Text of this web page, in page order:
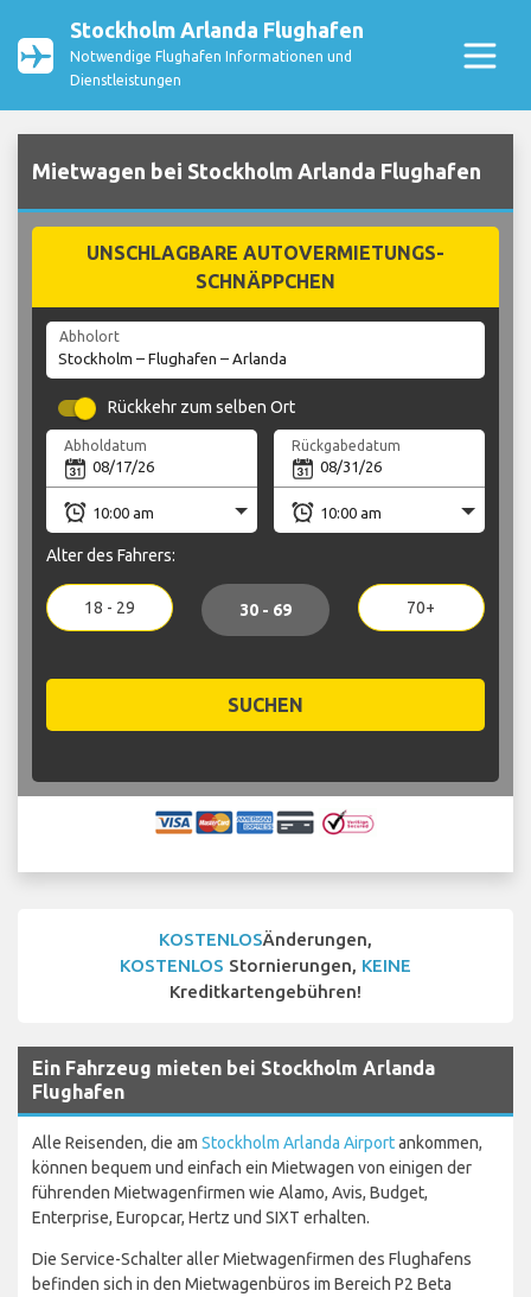
Stockholm Arlanda Flughafen
Notwendige Flughafen Informationen und
Dienstleistungen
Mietwagen bei Stockholm Arlanda Flughafen
UNSCHLAGBARE AUTOVERMIETUNGS-
SCHNÄPPCHEN
Abholort
Rückkehr zum selben Ort
Abholdatum Rückgabedatum
Alter des Fahrers:
18 - 29 30 - 69 70+
SUCHEN
KOSTENLOSÄnderungen,
KOSTENLOS Stornierungen, KEINE
Kreditkartengebühren!
Ein Fahrzeug mieten bei Stockholm Arlanda
Flughafen
Alle Reisenden, die am Stockholm Arlanda Airportankommen,
können bequem und einfach ein Mietwagen von einigen der
führenden Mietwagenfirmen wie Alamo, Avis, Budget,
Enterprise, Europcar, Hertz und SIXT erhalten.
Die Service-Schalter aller Mietwagenfirmen des Flughafens
befinden sich in den Mietwagenbüros im Bereich P2 Beta